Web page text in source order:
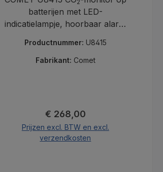
2
batterijen met LED-
indicatielampje, hoorbaar alarm
Productnummer: U8415
Fabrikant: Comet
Normale prijs:
€ 268,00
Prijzen excl. BTW en excl.
verzendkosten